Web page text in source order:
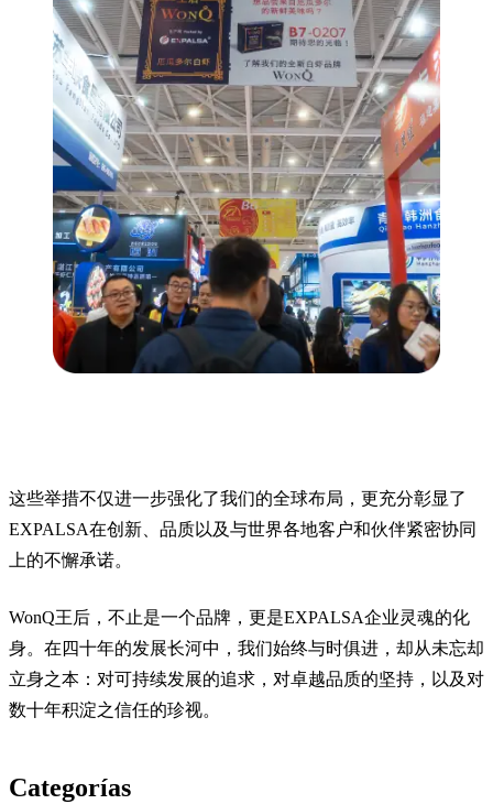
这些举措不仅进一步强化了我们的全球布局，更充分彰显了
EXPALSA在创新、品质以及与世界各地客户和伙伴紧密协同
上的不懈承诺。
WonQ王后，不止是一个品牌，更是EXPALSA企业灵魂的化
身。在四十年的发展长河中，我们始终与时俱进，却从未忘却
立身之本：对可持续发展的追求，对卓越品质的坚持，以及对
数十年积淀之信任的珍视。
Categorías